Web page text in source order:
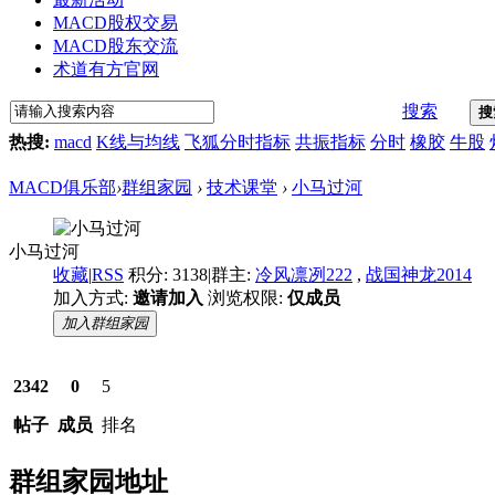
MACD股权交易
MACD股东交流
术道有方官网
搜索
热搜: macd K线与均线 飞狐分时指标 共振指标 分时 橡胶 牛股
MACD俱乐部›群组家园 › 技术课堂 › 小马过河
小马过河
收藏|RSS 积分: 3138|群主: 冷风凛冽222 , 战国神龙2014
加入方式: 邀请加入 浏览权限: 仅成员
加入群组家园
2342
帖子
0
成员
5
排名
群组家园地址